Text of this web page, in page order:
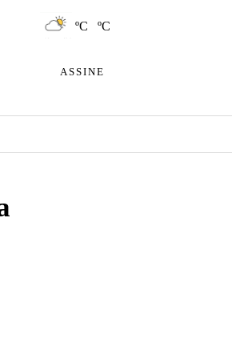
ºC ºC
ASSINE